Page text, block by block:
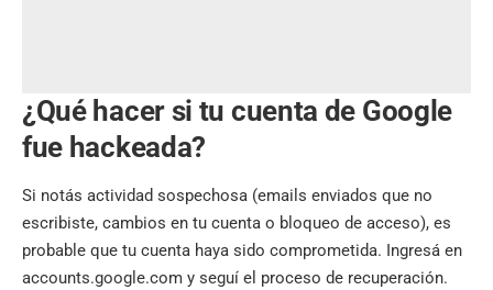
¿Qué hacer si tu cuenta de Google
fue hackeada?
Si notás actividad sospechosa (emails enviados que no
escribiste, cambios en tu cuenta o bloqueo de acceso), es
probable que tu cuenta haya sido comprometida. Ingresá en
accounts.google.com y seguí el proceso de recuperación.